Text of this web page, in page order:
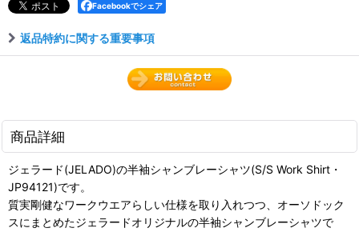
Facebookでシェア
返品特約に関する重要事項
商品詳細
ジェラード(JELADO)の半袖シャンブレーシャツ(S/S Work Shirt・
JP94121)です。
質実剛健なワークウエアらしい仕様を取り入れつつ、オーソドック
スにまとめたジェラードオリジナルの半袖シャンブレーシャツで